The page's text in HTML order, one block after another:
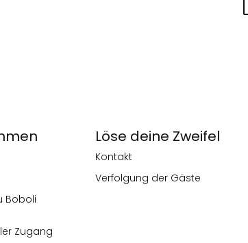
Boboli
Zugang
Löse deine Zweifel
Kontakt
Verfolgung der Gäste